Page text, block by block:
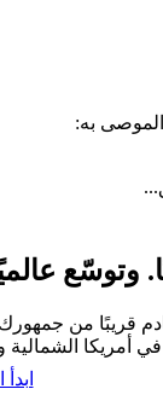
به:
وتوسّع
قريبًا من
أمريكا الشمالية